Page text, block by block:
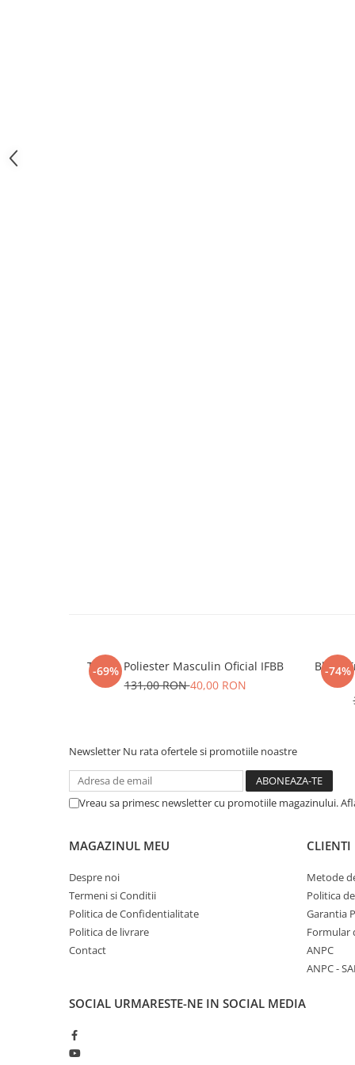
-69%
Tricou Poliester Masculin Oficial IFBB
131,00 RON40,00 RON
-74%
Bluza
Newsletter Nu rata ofertele si promotiile noastre
Vreau sa primesc newsletter cu promotiile magazinului.
MAGAZINUL MEU
Despre noi
Termeni si Conditii
Politica de Confidentialitate
Politica de livrare
Contact
CLIENTI
Metode
Politica
Garantia
Formular
ANPC
ANPC -
SOCIAL URMARESTE-NE IN SOCIAL MEDIA